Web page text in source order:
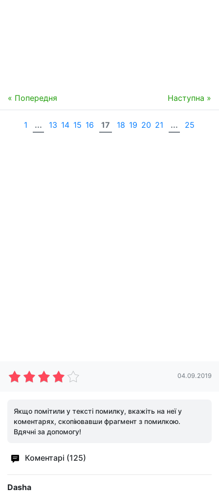
« Попередня Наступна »
1 ... 13 14 15 16 17 18 19 20 21 ... 25
04.09.2019
Якщо помітили у тексті помилку, вкажіть на неї у
коментарях, скопіювавши фрагмент з помилкою.
Вдячні за допомогу!
Коментарі (125)
Dasha